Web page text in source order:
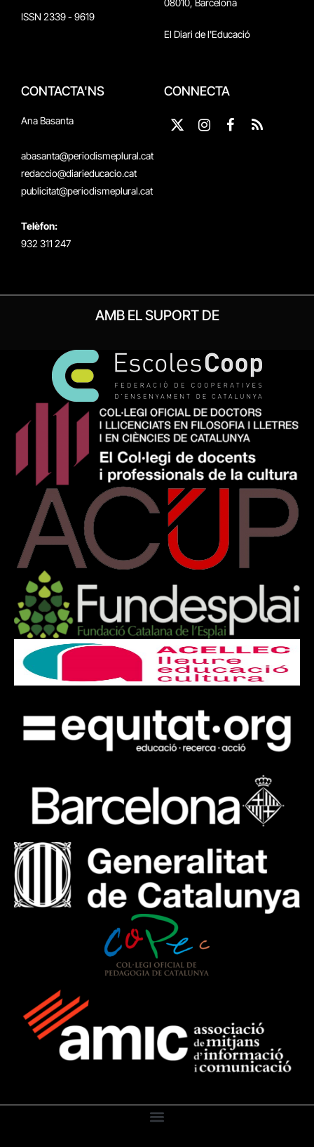
ISSN 2339 - 9619
08010, Barcelona
El Diari de l'Educació
CONTACTA'NS
Ana Basanta
abasanta@periodismeplural.cat
redaccio@diarieducacio.cat
publicitat@periodismeplural.cat
Telèfon:
932 311 247
CONNECTA
X
Instagram
Facebook
RSS
AMB EL SUPORT DE